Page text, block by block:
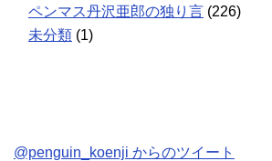
ペンマス丹沢亜郎の独り言 (226)
未分類 (1)
@penguin_koenji からのツイート